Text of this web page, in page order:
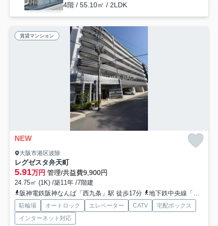
4階 / 55.10㎡ / 2LDK
賃貸マンション
NEW
大阪市港区波除
レグゼスタ弁天町
5.91万円 管理/共益費9,900円
24.75㎡ (1K) /築11年 /7階建
阪神電鉄阪神なんば「西九条」駅 徒歩17分
地下鉄中央線「九条」駅 徒歩18分
駐輪場 オートロック エレベーター CATV
宅配ボックス
インターネット対応